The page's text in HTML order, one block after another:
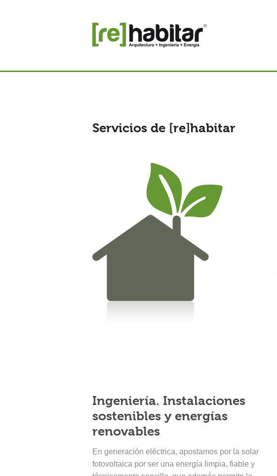
Servicios de [re]habitar
Ingeniería. Instalaciones
sostenibles y energías
renovables
En generación eléctrica, apostamos por la solar
fotovoltaica por ser una energía limpia, fiable y